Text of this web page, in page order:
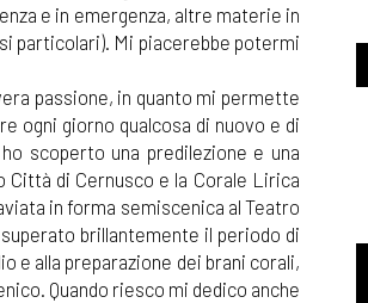
e in emergenza, altre materie in
particolari). Mi piacerebbe potermi
passione, in quanto mi permette
ogni giorno qualcosa di nuovo e di
scoperto una predilezione e una
di Cernusco e la Corale Lirica
in forma semiscenica al Teatro
brillantemente il periodo di
e alla preparazione dei brani corali,
Quando riesco mi dedico anche